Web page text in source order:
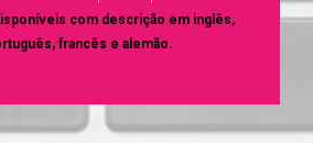
com descrição em inglês,
francês e alemão.